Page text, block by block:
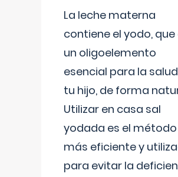
La leche materna
contiene el yodo, que
un oligoelemento
esencial para la
tu hijo, de forma
Utilizar en casa sal
yodada es el método
más eficiente y
para evitar la